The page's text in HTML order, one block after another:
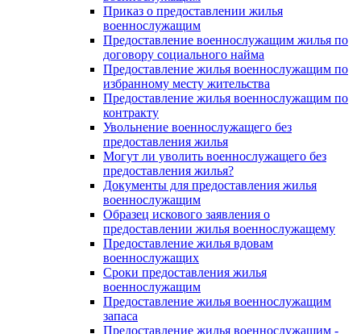
Приказ о предоставлении жилья
военнослужащим
Предоставление военнослужащим жилья по
договору социального найма
Предоставление жилья военнослужащим по
избранному месту жительства
Предоставление жилья военнослужащим по
контракту
Увольнение военнослужащего без
предоставления жилья
Могут ли уволить военнослужащего без
предоставления жилья?
Документы для предоставления жилья
военнослужащим
Образец искового заявления о
предоставлении жилья военнослужащему
Предоставление жилья вдовам
военнослужащих
Сроки предоставления жилья
военнослужащим
Предоставление жилья военнослужащим
запаса
Предоставление жилья военнослужащим -